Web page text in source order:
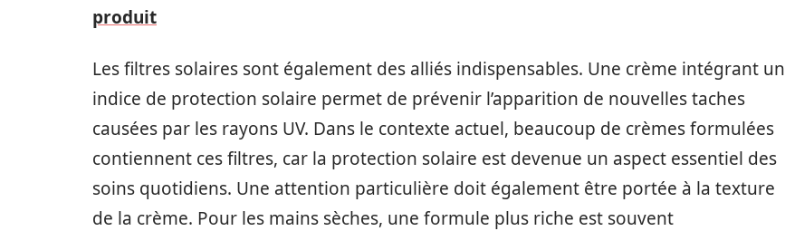
produit
Les filtres solaires sont également des alliés indispensables. Une crème intégrant un
indice de protection solaire permet de prévenir l’apparition de nouvelles taches
causées par les rayons UV. Dans le contexte actuel, beaucoup de crèmes formulées
contiennent ces filtres, car la protection solaire est devenue un aspect essentiel des
soins quotidiens. Une attention particulière doit également être portée à la texture
de la crème. Pour les mains sèches, une formule plus riche est souvent